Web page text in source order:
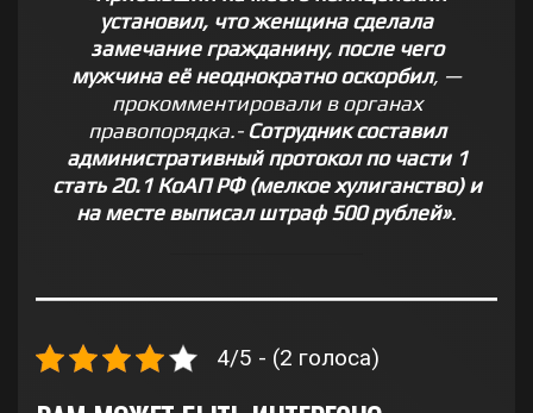
установил, что женщина сделала
замечание гражданину, после чего
мужчина её неоднократно оскорбил, —
прокомментировали в органах
правопорядка.-Сотрудник составил
административный протокол по части 1
стать 20.1 КоАП РФ (мелкое хулиганство) и
на месте выписал штраф 500 рублей».
4/5 - (2 голоса)